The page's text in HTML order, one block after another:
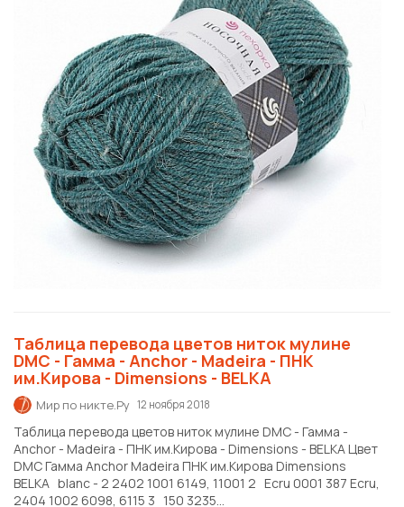
Таблица перевода цветов ниток мулине
DMC - Гамма - Anchor - Madeira - ПНК
им.Кирова - Dimensions - BELKA
Мир по никте.Ру 12 ноября 2018
Таблица перевода цветов ниток мулине DMC - Гамма -
Anchor - Madeira - ПНК им.Кирова - Dimensions - BELKA Цвет
DMC Гамма Anchor Madeira ПНК им.Кирова Dimensions
BELKA blanc - 2 2402 1001 6149, 11001 2 Ecru 0001 387 Ecru,
2404 1002 6098, 6115 3 150 3235...